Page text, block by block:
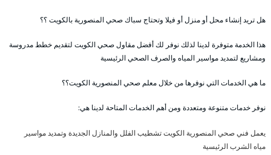
هل تريد إنشاء محل أو منزل أو فيلا وتحتاج سباك صحي المنصورية بالكويت ؟؟
هذا الخدمة متوفرة لدينا لذلك نوفر لك أفضل مقاول صحي الكويت لتقديم خطط مدروسة
ومشاريع لتمديد مواسير المياه والصرف الصحي الرئيسية
ما هي الخدمات التي نوفرها من خلال معلم صحي المنصورية الكويت؟؟
نوفر خدمات متنوعة ومتعددة ومن أهم الخدمات المتاحة لدينا هي:
يعمل فني صحي المنصورية الكويت تشطيب الفلل والمنازل الجديدة وتمديد مواسير
مياه الشرب الرئيسية